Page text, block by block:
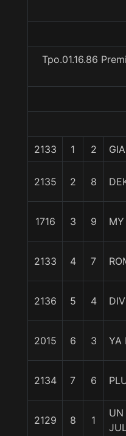
Tpo.01.16.86
2133 1 2
2135 2 8
1716 3 9
2133 4 7
2136 5 4
2015 6 3 YA
2134 7 6
2129 8 1
UN